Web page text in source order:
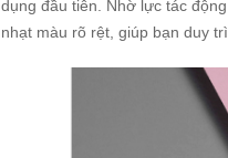
dụng đầu tiên. Nhờ lực tác
nhạt màu rõ rệt, giúp bạn duy